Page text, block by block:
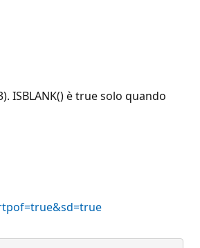
ISBLANK() è true solo quando